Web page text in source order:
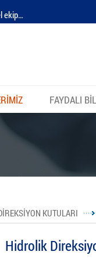
ekip…
FAYDALI
KUTULARI
Hidrolik